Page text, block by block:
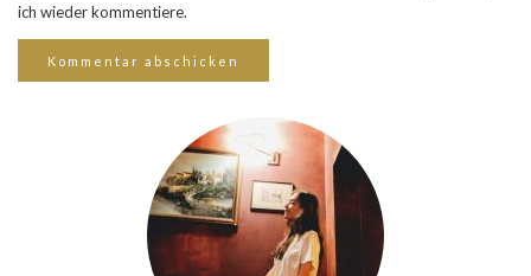
ich wieder kommentiere.